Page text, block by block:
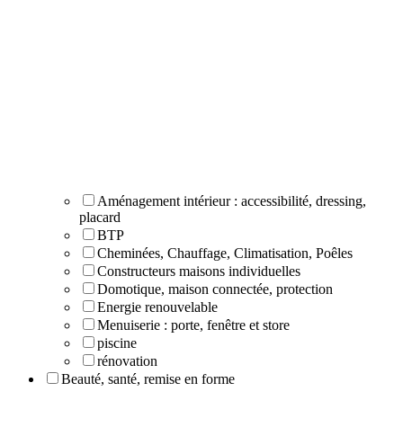
Aménagement intérieur : accessibilité, dressing,
placard
BTP
Cheminées, Chauffage, Climatisation, Poêles
Constructeurs maisons individuelles
Domotique, maison connectée, protection
Energie renouvelable
Menuiserie : porte, fenêtre et store
piscine
rénovation
Beauté, santé, remise en forme